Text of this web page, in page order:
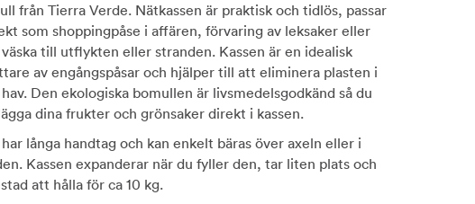
från Tierra Verde. Nätkassen är praktisk och tidlös, passar
som shoppingpåse i affären, förvaring av leksaker eller
till utflykten eller stranden. Kassen är en idealisk
av engångspåsar och hjälper till att eliminera plasten i
Den ekologiska bomullen är livsmedelsgodkänd så du
dina frukter och grönsaker direkt i kassen.
långa handtag och kan enkelt bäras över axeln eller i
Kassen expanderar när du fyller den, tar liten plats och
att hålla för ca 10 kg.